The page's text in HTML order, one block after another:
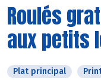
Roulés
aux petits
Plat principal